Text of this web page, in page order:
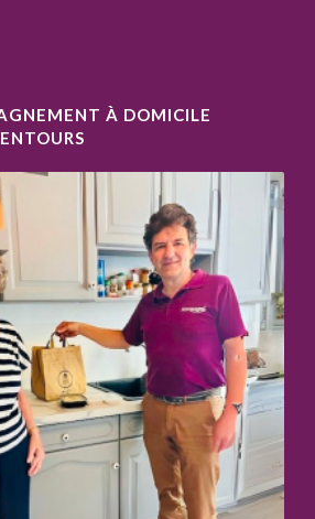
À DOMICILE